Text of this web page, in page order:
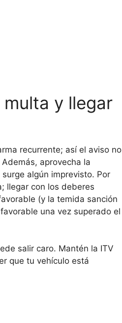
y llegar
recurrente; así el aviso no
aprovecha la
algún imprevisto. Por
llegar con los deberes
(y la temida sanción
una vez superado el
salir caro. Mantén la ITV
que tu vehículo está